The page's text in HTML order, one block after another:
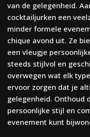
van de gelegenheid.
cocktailjurken een
minder formele
chique avond uit. Ze
een vleugje
steeds stijlvol en
overwegen wat elk
ervoor zorgen dat je
gelegenheid. Onthoud
persoonlijke stijl en
evenement kunt